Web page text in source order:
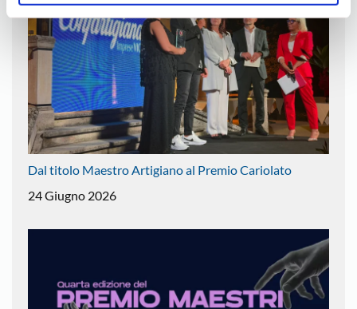
Dal titolo Maestro Artigiano al Premio Cariolato
24 Giugno 2026